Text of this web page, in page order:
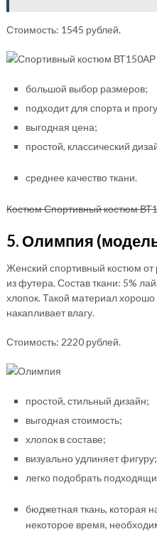
Стоимость: 1545 рублей.
большой выбор размеров;
подходит для спорта и
выгодная цена;
простой, классический
среднее качество ткани.
Костюм Спортивный костюм
5. Олимпия
Женский спортивный костюм от
из футера. Состав ткани: 5%
хлопок. Такой материал
накапливает влагу.
Стоимость: 2220 рублей.
простой, стильный дизайн;
выгодная стоимость;
хлопок в составе;
визуально удлиняет фигуру;
легко подобрать
бюджетная ткань, которая
некоторое время,